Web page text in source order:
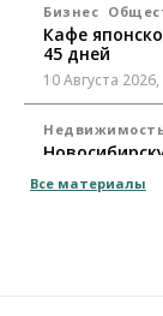
Бизнес
Кафе
45 дней
10 Августа
10 Августа 2026,
Все материалы